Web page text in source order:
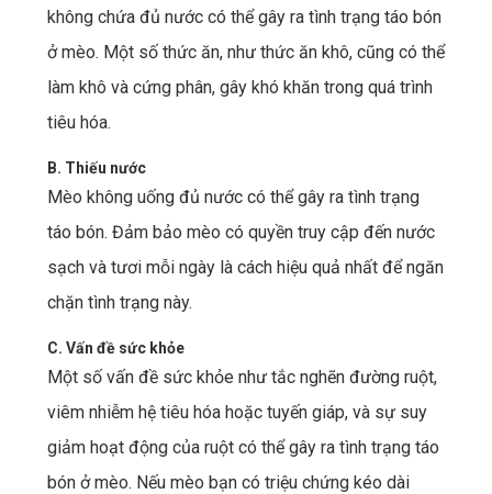
không chứa đủ nước có thể gây ra tình trạng táo bón
ở mèo. Một số thức ăn, như thức ăn khô, cũng có thể
làm khô và cứng phân, gây khó khăn trong quá trình
tiêu hóa.
B. Thiếu nước
Mèo không uống đủ nước có thể gây ra tình trạng
táo bón. Đảm bảo mèo có quyền truy cập đến nước
sạch và tươi mỗi ngày là cách hiệu quả nhất để ngăn
chặn tình trạng này.
C. Vấn đề sức khỏe
Một số vấn đề sức khỏe như tắc nghẽn đường ruột,
viêm nhiễm hệ tiêu hóa hoặc tuyến giáp, và sự suy
giảm hoạt động của ruột có thể gây ra tình trạng táo
bón ở mèo. Nếu mèo bạn có triệu chứng kéo dài